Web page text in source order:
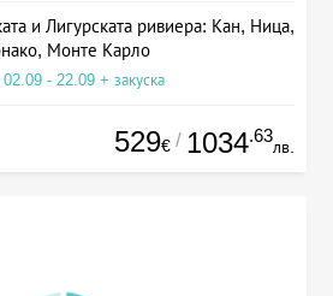
и Лигурската ривиера: Кан, Ница,
Монте Карло
02.09 - 22.09 + закуска
529€ / 1034.63
лв.